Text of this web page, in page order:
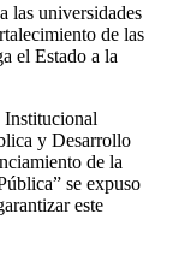
las universidades
de las
el Estado a la
Institucional
y Desarrollo
de la
se expuso
este